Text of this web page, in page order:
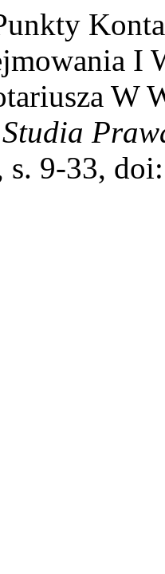
I
W
Studia
s. 9-33,